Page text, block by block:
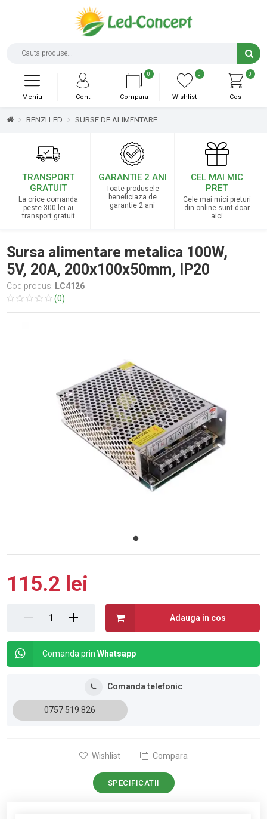
0
Cos
0
Wishlist
0
Compara
Cont
Meniu
BENZI LED SURSE DE ALIMENTARE
TRANSPORT
GRATUIT
La orice comanda
peste 300 lei ai
transport gratuit
GARANTIE 2 ANI
Toate produsele
beneficiaza de
garantie 2 ani
CEL MAI MIC
PRET
Cele mai mici preturi
din online sunt doar
aici
Sursa alimentare metalica 100W,
5V, 20A, 200x100x50mm, IP20
Cod produs: LC4126
(0)
115.2 lei
Adauga in cos
Comanda prinWhatsapp
Comanda telefonic
0757 519 826
Wishlist Compara
SPECIFICATII